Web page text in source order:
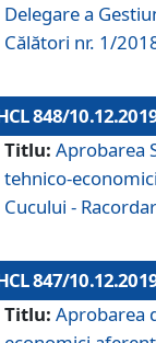
Delegare a
Călători nr. 1/
848/
Titlu: Aprobarea
tehnico-
Cucului -
847/
Titlu: Aprobarea